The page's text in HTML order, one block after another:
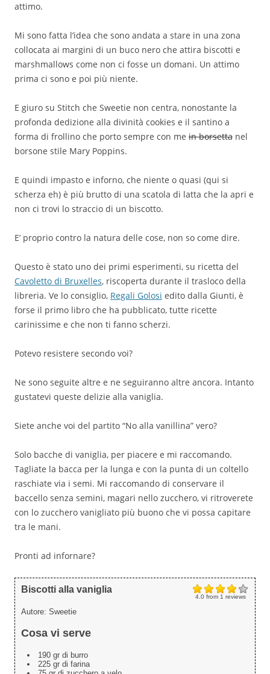
attimo.
Mi sono fatta l’idea che sono andata a stare in una zona
collocata ai margini di un buco nero che attira biscotti e
marshmallows come non ci fosse un domani. Un attimo
prima ci sono e poi più niente.
E giuro su Stitch che Sweetie non centra, nonostante la
profonda dedizione alla divinità cookies e il santino a
forma di frollino che porto sempre con me in borsetta nel
borsone stile Mary Poppins.
E quindi impasto e inforno, che niente o quasi (qui si
scherza eh) è più brutto di una scatola di latta che la apri e
non ci trovi lo straccio di un biscotto.
E’ proprio contro la natura delle cose, non so come dire.
Questo è stato uno dei primi esperimenti, su ricetta del
Cavoletto di Bruxelles, riscoperta durante il trasloco della
libreria. Ve lo consiglio, Regali Golosi edito dalla Giunti, è
forse il primo libro che ha pubblicato, tutte ricette
carinissime e che non ti fanno scherzi.
Potevo resistere secondo voi?
Ne sono seguite altre e ne seguiranno altre ancora. Intanto
gustatevi queste delizie alla vaniglia.
Siete anche voi del partito “No alla vanillina” vero?
Solo bacche di vaniglia, per piacere e mi raccomando.
Tagliate la bacca per la lunga e con la punta di un coltello
raschiate via i semi. Mi raccomando di conservare il
baccello senza semini, magari nello zucchero, vi ritroverete
con lo zucchero vanigliato più buono che vi possa capitare
tra le mani.
Pronti ad infornare?
4.0from 1 reviews
Biscotti alla vaniglia
Autore: Sweetie
Cosa vi serve
190 gr di burro
225 gr di farina